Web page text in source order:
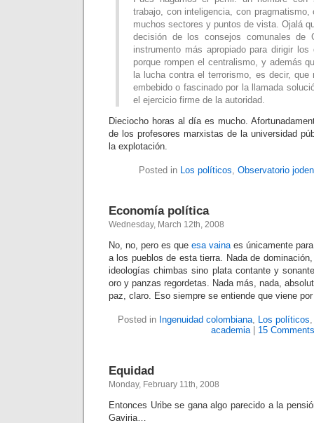
trabajo, con inteligencia, con pragmatismo,
muchos sectores y puntos de vista. Ojalá
decisión de los consejos comunales de
instrumento más apropiado para dirigir los
porque rompen el centralismo, y además
la lucha contra el terrorismo, es decir, que
embebido o fascinado por la llamada
el ejercicio firme de la autoridad.
Dieciocho horas al día es mucho.
de los profesores marxistas de la universidad
la explotación.
Posted in Los políticos, Observatorio
Economía política
Wednesday, March 12th, 2008
No, no, pero es que esa vainaes únicamente
a los pueblos de esta tierra. Nada de
ideologías chimbas sino plata contante y
oro y panzas regordetas. Nada más, nada,
paz, claro. Eso siempre se entiende que viene
Posted in Ingenuidad colombiana, Los políticos
academia| 15
Equidad
Monday, February 11th, 2008
Entonces Uribe se gana algo parecido a la
Gaviria…